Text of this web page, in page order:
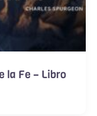
la Fe – Libro